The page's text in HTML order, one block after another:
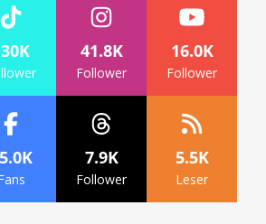
41.8K
Follower
16.0K
Follower
7.9K
Follower
5.5K
Leser